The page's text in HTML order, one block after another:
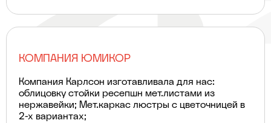
КОМПАНИЯ ЮМИКОР
Компания Карлсон изготавливала для нас:
облицовку стойки ресепшн мет.листами из
нержавейки; Мет.каркас люстры с цветочницей в
2-х вариантах;